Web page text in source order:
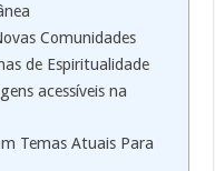
Comunidades
de Espiritualidade
acessíveis na
Temas Atuais Para